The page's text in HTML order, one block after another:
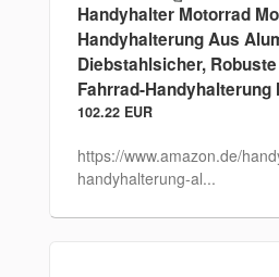
Handyhalter Motorrad
Handyhalterung Aus
Diebstahlsicher,
Fahrrad-Handyhalterung
102.22 EUR
https://www.amazon.de/
handyhalterung-al...